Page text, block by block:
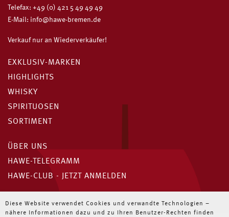
Diese Website verwendet Cookies und verwandte Technologien –
nähere Informationen dazu und zu Ihren Benutzer-Rechten finden
Telefax: +49 (0) 421 5 49 49 49
E-Mail: info@hawe-bremen.de
Verkauf nur an Wiederverkäufer!
EXKLUSIV-MARKEN
HIGHLIGHTS
WHISKY
SPIRITUOSEN
SORTIMENT
ÜBER UNS
HAWE-TELEGRAMM
HAWE-CLUB - JETZT ANMELDEN
Unser HAWE-Telegramm
Immer die neuesten Angebote für Wiederverkäufer